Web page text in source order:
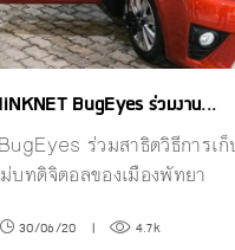
BugEyes ร่วมงาน...
ร่วมสาธิตวิธีการเ
บทดิจิตอลของเมืองพัทยา
30/06/20 | 4.7k